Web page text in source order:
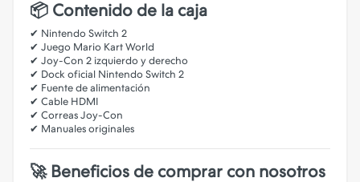
📦 Contenido de la caja
✔ Nintendo Switch 2
✔ Juego Mario Kart World
✔ Joy-Con 2 izquierdo y derecho
✔ Dock oficial Nintendo Switch 2
✔ Fuente de alimentación
✔ Cable HDMI
✔ Correas Joy-Con
✔ Manuales originales
🚀 Beneficios de comprar con nosotros